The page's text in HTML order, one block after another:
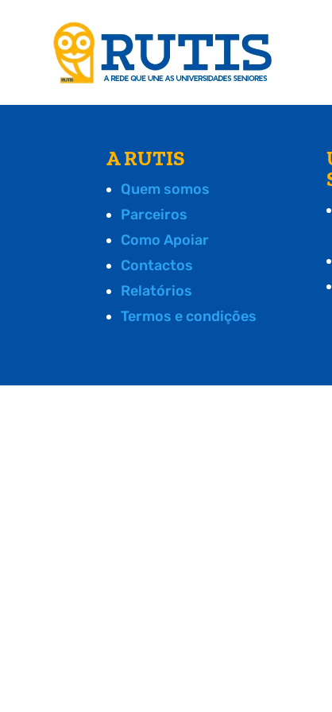
A RUTIS
Quem somos
Parceiros
Como Apoiar
Contactos
Relatórios
Termos e condições